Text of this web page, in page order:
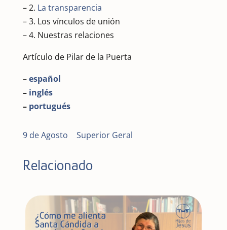
– 2. La transparencia
– 3. Los vínculos de unión
– 4. Nuestras relaciones
Artículo de Pilar de la Puerta
–español
– inglés
– portugués
9 de Agosto Superior Geral
Relacionado